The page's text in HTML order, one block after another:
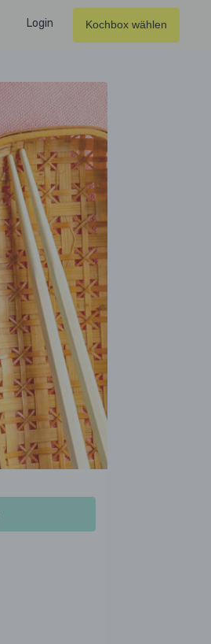
Login Kochbox wählen